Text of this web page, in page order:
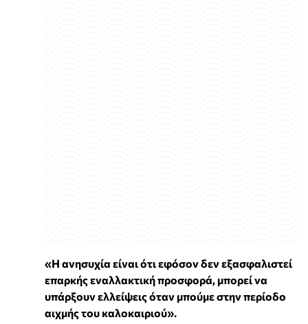
«Η ανησυχία είναι ότι εφόσον δεν εξασφαλιστεί
επαρκής εναλλακτική προσφορά, μπορεί να
υπάρξουν ελλείψεις όταν μπούμε στην περίοδο
αιχμής του καλοκαιριού».